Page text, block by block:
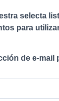
selecta
para
de e-mail